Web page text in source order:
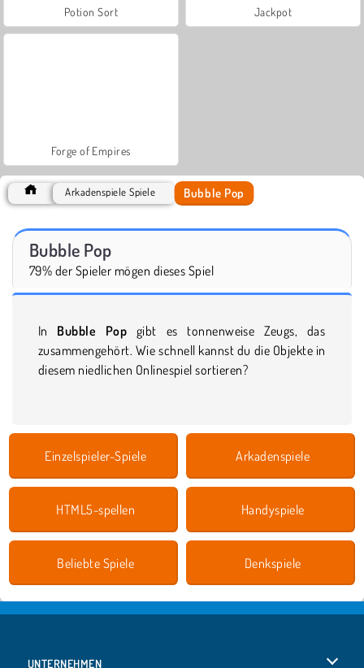
Potion Sort Jackpot
Forge of Empires
Arkadenspiele Spiele Bubble Pop
Bubble Pop
79% der Spieler mögen dieses Spiel
In Bubble Pop gibt es tonnenweise Zeugs, das
zusammengehört. Wie schnell kannst du die Objekte in
diesem niedlichen Onlinespiel sortieren?
Einzelspieler-Spiele Arkadenspiele
HTML5-spellen Handyspiele
Beliebte Spiele Denkspiele
UNTERNEHMEN